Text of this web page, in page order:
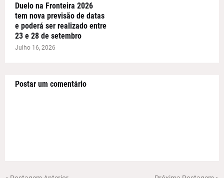
Duelo na Fronteira 2026
tem nova previsão de datas
e poderá ser realizado entre
23 e 28 de setembro
Julho 16, 2026
Postar um comentário